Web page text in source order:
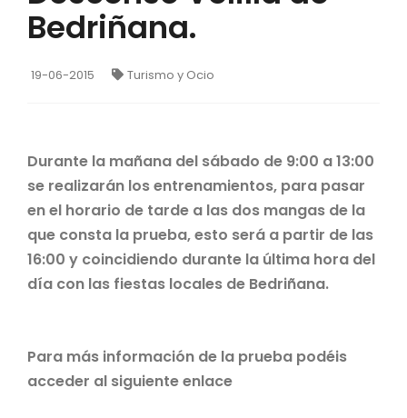
Bedriñana.
19-06-2015 Turismo y Ocio
Durante la mañana del sábado de 9:00 a 13:00
se realizarán los entrenamientos, para pasar
en el horario de tarde a las dos mangas de la
que consta la prueba, esto será a partir de las
16:00 y coincidiendo durante la última hora del
día con las fiestas locales de Bedriñana.
Para más información de la prueba podéis
acceder al siguiente enlace